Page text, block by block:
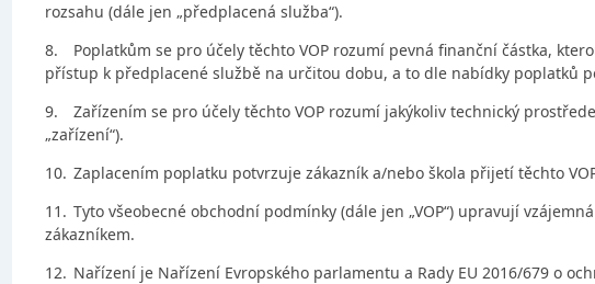
rozsahu (dále jen „předplacená služba“).
8.
Poplatkům se pro účely těchto VOP rozumí pevná finanční částka,
přístup k předplacené službě na určitou dobu, a to dle nabídky poplatků
9.
Zařízením se pro účely těchto VOP rozumí jakýkoliv technický
„zařízení“).
10. Zaplacením poplatku potvrzuje zákazník a/nebo škola přijetí těchto
11. Tyto všeobecné obchodní podmínky (dále jen „VOP“) upravují
zákazníkem.
12. Nařízení je Nařízení Evropského parlamentu a Rady EU 2016/679 o